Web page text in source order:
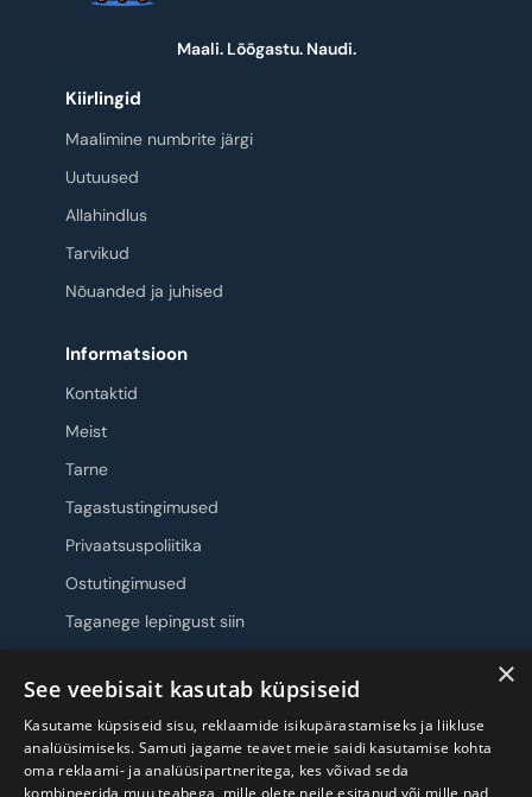
Maali. Lõõgastu. Naudi.
Kiirlingid
Maalimine numbrite järgi
Uutuused
Allahindlus
Tarvikud
Nõuanded ja juhised
Informatsioon
Kontaktid
Meist
Tarne
Tagastustingimused
Privaatsuspoliitika
Ostutingimused
Taganege lepingust siin
Jälgi meid ×
See veebisait kasutab küpsiseid
Kasutame küpsiseid sisu, reklaamide isikupärastamiseks ja liikluse
analüüsimiseks. Samuti jagame teavet meie saidi kasutamise kohta
oma reklaami- ja analüüsipartneritega, kes võivad seda
kombineerida muu teabega, mille olete neile esitanud või mille nad